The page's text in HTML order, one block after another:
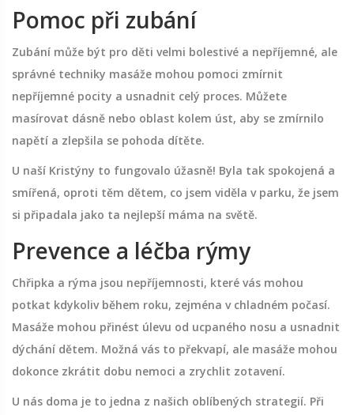
Pomoc při zubání
Zubání může být pro děti velmi bolestivé a nepříjemné, ale
správné techniky masáže mohou pomoci zmírnit
nepříjemné pocity a usnadnit celý proces. Můžete
masírovat dásně nebo oblast kolem úst, aby se zmírnilo
napětí a zlepšila se pohoda dítěte.
U naší Kristýny to fungovalo úžasně! Byla tak spokojená a
smířená, oproti těm dětem, co jsem viděla v parku, že jsem
si připadala jako ta nejlepší máma na světě.
Prevence a léčba rýmy
Chřipka a rýma jsou nepříjemnosti, které vás mohou
potkat kdykoliv během roku, zejména v chladném počasí.
Masáže mohou přinést úlevu od ucpaného nosu a usnadnit
dýchání dětem. Možná vás to překvapí, ale masáže mohou
dokonce zkrátit dobu nemoci a zrychlit zotavení.
U nás doma je to jedna z našich oblíbených strategií. Při